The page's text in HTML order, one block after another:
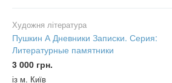
Художня література
Пушкин А Дневники Записки. Серия:
Литературные памятники
3 000 грн.
із м. Київ